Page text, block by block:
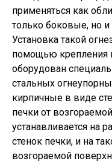
применяться как
только боковые, но
Установка такой
помощью крепления
оборудован
стальных
кирпичные в виде
печки от
устанавливается на
стенок печки, и на
возгораемой